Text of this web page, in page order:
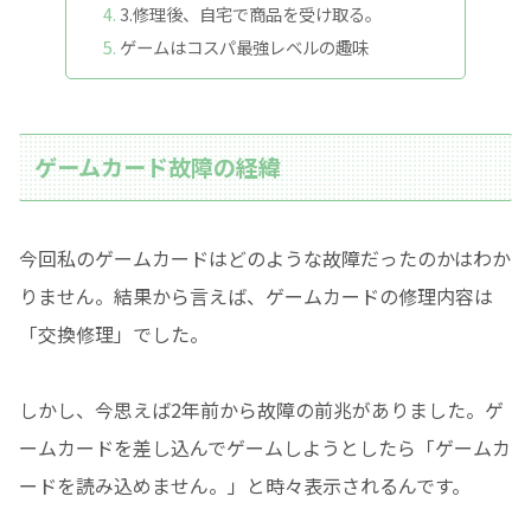
3.修理後、自宅で商品を受け取る。
ゲームはコスパ最強レベルの趣味
ゲームカード故障の経緯
今回私のゲームカードはどのような故障だったのかはわか
りません。結果から言えば、ゲームカードの修理内容は
「交換修理」でした。
しかし、今思えば2年前から故障の前兆がありました。ゲ
ームカードを差し込んでゲームしようとしたら「ゲームカ
ードを読み込めません。」と時々表示されるんです。